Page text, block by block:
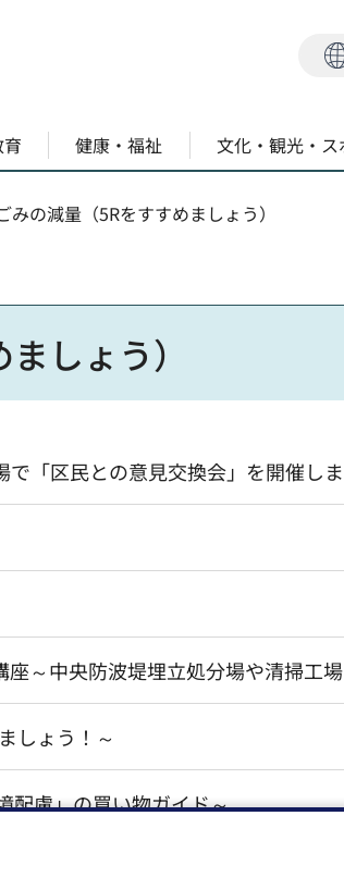
健康・福祉 文化・観光・ス
みの減量（5Rをすすめましょう）
しょう）
「区民との意見交換会」を開催しま
～中央防波堤埋立処分場や清掃工
しょう！～
配慮」の買い物ガイド～